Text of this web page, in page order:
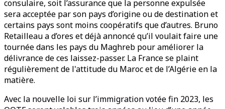
consulaire, soit l’assurance que la personne expulsée
sera acceptée par son pays d’origine ou de destination et
certains pays sont moins coopératifs que d’autres. Bruno
Retailleau a d’ores et déjà annoncé qu’il voulait faire une
tournée dans les pays du Maghreb pour améliorer la
délivrance de ces laissez-passer. La France se plaint
régulièrement de l'attitude du Maroc et de l’Algérie en la
matière.
Avec la nouvelle loi sur l’immigration votée fin 2023, les